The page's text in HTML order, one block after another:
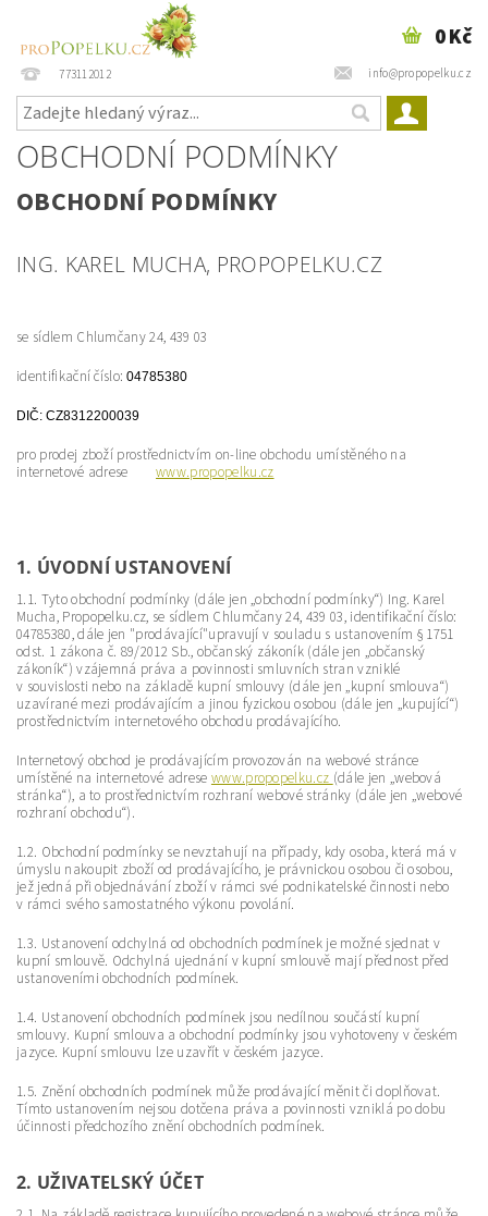
773112012 info@propopelku.cz
0 Kč
OBCHODNÍ PODMÍNKY
OBCHODNÍ PODMÍNKY
ING. KAREL MUCHA, PROPOPELKU.CZ
se sídlem Chlumčany 24, 439 03
identifikační číslo: 04785380
DIČ: CZ8312200039
pro prodej zboží prostřednictvím on-line obchodu umístěného na
internetové adresewww.propopelku.cz
1. ÚVODNÍ USTANOVENÍ
1.1. Tyto obchodní podmínky (dále jen „obchodní podmínky“) Ing. Karel
Mucha, Propopelku.cz, se sídlem Chlumčany 24, 439 03, identifikační číslo:
04785380, dále jen "prodávající"upravují v souladu s ustanovením § 1751
odst. 1 zákona č. 89/2012 Sb., občanský zákoník (dále jen „občanský
zákoník“) vzájemná práva a povinnosti smluvních stran vzniklé
v souvislosti nebo na základě kupní smlouvy (dále jen „kupní smlouva“)
uzavírané mezi prodávajícím a jinou fyzickou osobou (dále jen „kupující“)
prostřednictvím internetového obchodu prodávajícího.
Internetový obchod je prodávajícím provozován na webové stránce
umístěné na internetové adrese www.propopelku.cz (dále jen „webová
stránka“), a to prostřednictvím rozhraní webové stránky (dále jen „webové
rozhraní obchodu“).
1.2. Obchodní podmínky se nevztahují na případy, kdy osoba, která má v
úmyslu nakoupit zboží od prodávajícího, je právnickou osobou či osobou,
jež jedná při objednávání zboží v rámci své podnikatelské činnosti nebo
v rámci svého samostatného výkonu povolání.
1.3. Ustanovení odchylná od obchodních podmínek je možné sjednat v
kupní smlouvě. Odchylná ujednání v kupní smlouvě mají přednost před
ustanoveními obchodních podmínek.
1.4. Ustanovení obchodních podmínek jsou nedílnou součástí kupní
smlouvy. Kupní smlouva a obchodní podmínky jsou vyhotoveny v českém
jazyce. Kupní smlouvu lze uzavřít v českém jazyce.
1.5. Znění obchodních podmínek může prodávající měnit či doplňovat.
Tímto ustanovením nejsou dotčena práva a povinnosti vzniklá po dobu
účinnosti předchozího znění obchodních podmínek.
2. UŽIVATELSKÝ ÚČET